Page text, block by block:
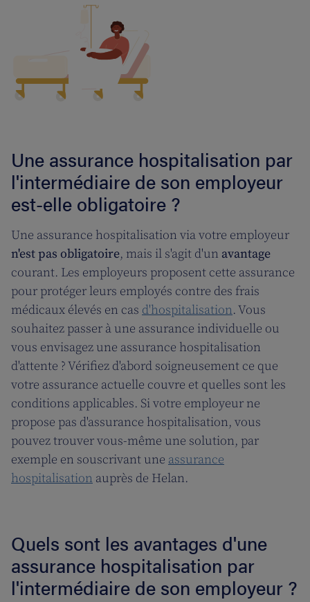
Une assurance hospitalisation par
l'intermédiaire de son employeur
est-elle obligatoire ?
Une assurance hospitalisation via votre employeur
n'est pas obligatoire, mais il s'agit d'un avantage
courant. Les employeurs proposent cette assurance
pour protéger leurs employés contre des frais
médicaux élevés en cas d'hospitalisation. Vous
souhaitez passer à une assurance individuelle ou
vous envisagez une assurance hospitalisation
d'attente ? Vérifiez d'abord soigneusement ce que
votre assurance actuelle couvre et quelles sont les
conditions applicables. Si votre employeur ne
propose pas d'assurance hospitalisation, vous
pouvez trouver vous-même une solution, par
exemple en souscrivant une assurance
hospitalisation auprès de Helan.
Quels sont les avantages d'une
assurance hospitalisation par
l'intermédiaire de son employeur ?